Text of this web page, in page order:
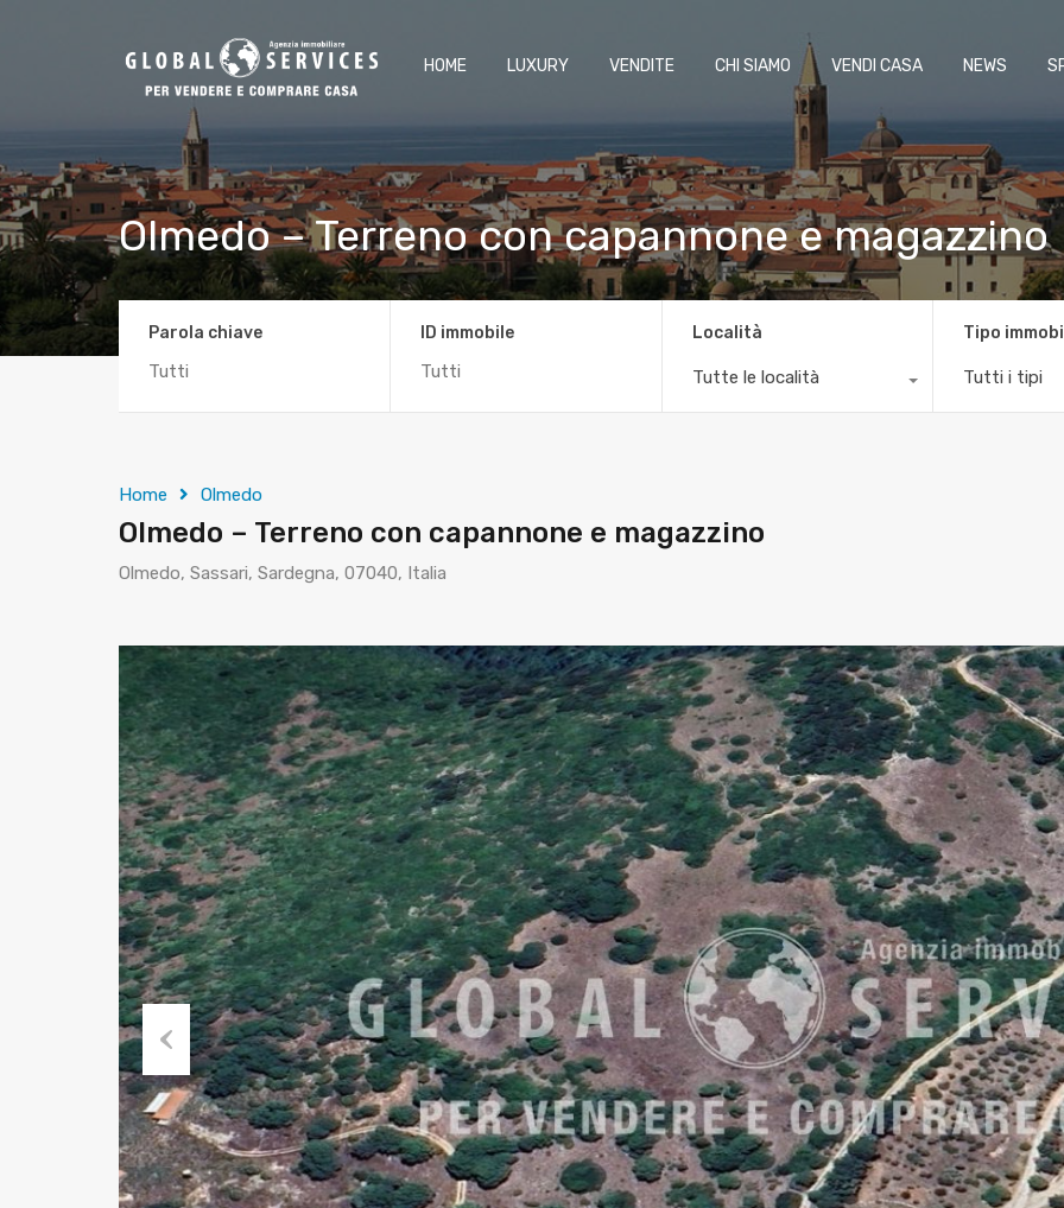
HOME LUXURY VENDITE CHI SIAMO VENDI CASA NEWS
Olmedo – Terreno con capannone e magazzino
Parola chiave ID immobile Località
Tutte le località
Tipo
Tutti i tipi
Home Olmedo
Olmedo – Terreno con capannone e magazzino
Olmedo, Sassari, Sardegna, 07040, Italia
Previous